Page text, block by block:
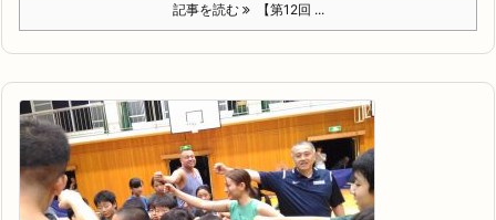
記事を読む 【第12回 ...